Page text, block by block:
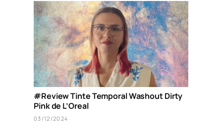
#Review Tinte Temporal Washout Dirty
Pink de L’Oreal
03/12/2024